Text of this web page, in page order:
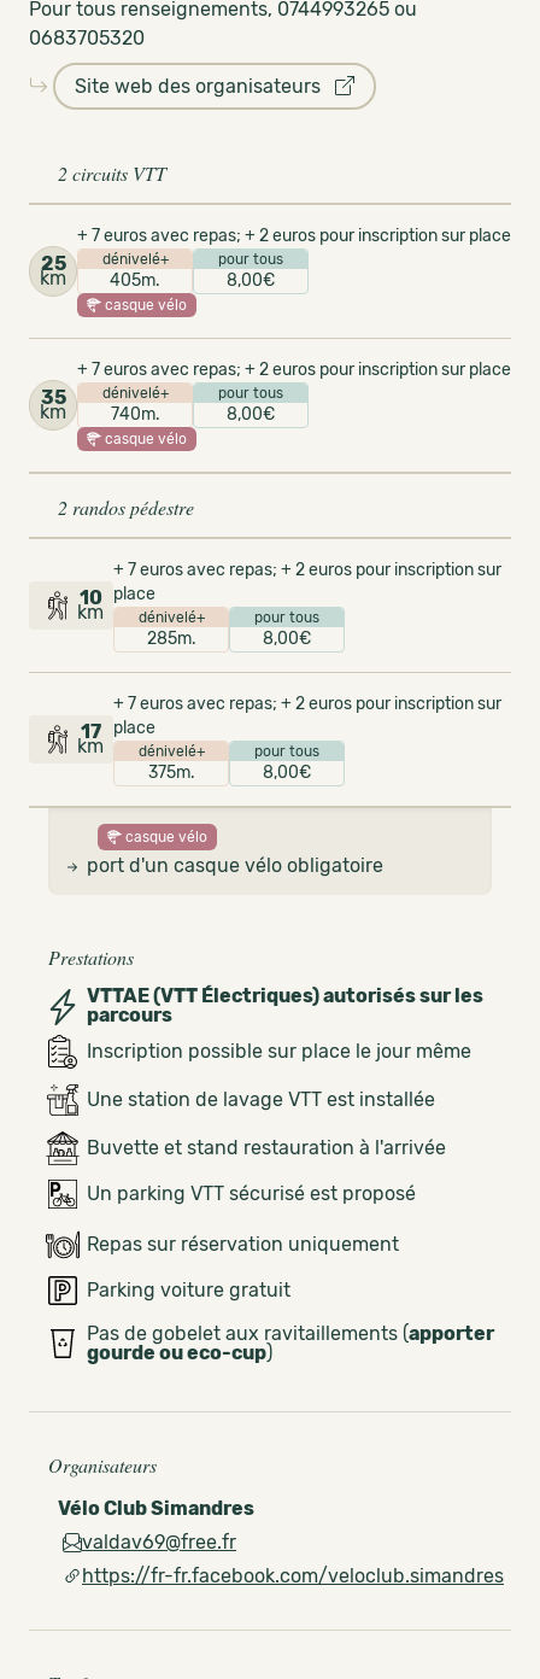
Pour tous renseignements, 0744993265 ou
0683705320
Site web des organisateurs
2 circuits VTT
25
km
+ 7 euros avec repas; + 2 euros pour inscription sur place
dénivelé+
405m.
pour tous
8,00€
casque vélo
35
km
+ 7 euros avec repas; + 2 euros pour inscription sur place
dénivelé+
740m.
pour tous
8,00€
casque vélo
2 randos pédestre
10
km
+ 7 euros avec repas; + 2 euros pour inscription sur
place
dénivelé+
285m.
pour tous
8,00€
17
km
+ 7 euros avec repas; + 2 euros pour inscription sur
place
dénivelé+
375m.
pour tous
8,00€
casque vélo
port d'un casque vélo obligatoire
Prestations
VTTAE (VTT Électriques) autorisés sur les
parcours
Inscription possible sur place le jour même
Une station de lavage VTT est installée
Buvette et stand restauration à l'arrivée
Un parking VTT sécurisé est proposé
Repas sur réservation uniquement
Parking voiture gratuit
Pas de gobelet aux ravitaillements (apporter
gourde ou eco-cup)
Organisateurs
Vélo Club Simandres
valdav69@free.fr
https://fr-fr.facebook.com/veloclub.simandres